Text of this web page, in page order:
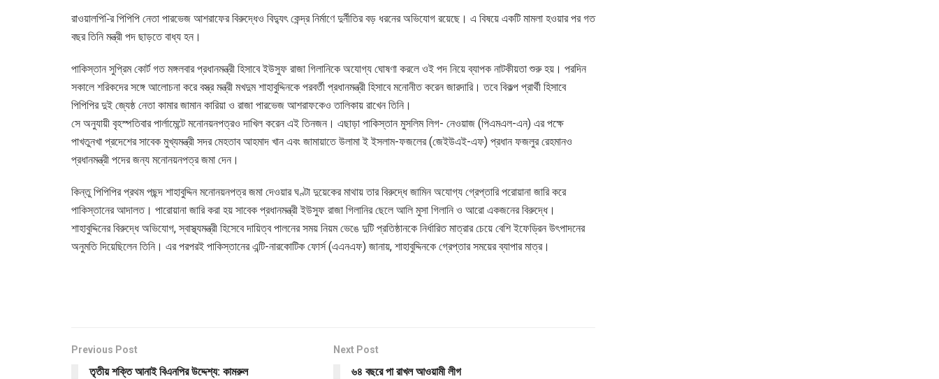
রাওয়ালপি-ির পিপিপি নেতা পারভেজ আশরাফের বিরুদ্ধেও বিদ্যুৎ কেন্দ্র নির্মাণে দুর্নীতির বড় ধরনের অভিযোগ রয়েছে। এ বিষয়ে একটি মামলা হওয়ার পর গত
বছর তিনি মন্ত্রী পদ ছাড়তে বাধ্য হন।
পাকিস্তান সুপ্রিম কোর্ট গত মঙ্গলবার প্রধানমন্ত্রী হিসাবে ইউসুফ রাজা গিলানিকে অযোগ্য ঘোষণা করলে ওই পদ নিয়ে ব্যাপক নাটকীয়তা শুরু হয়। পরদিন
সকালে শরিকদের সঙ্গে আলোচনা করে বস্ত্র মন্ত্রী মখদুম শাহাবুদ্দিনকে পরবর্তী প্রধানমন্ত্রী হিসাবে মনোনীত করেন জারদারি। তবে বিকল্প প্রার্থী হিসাবে
পিপিপির দুই জ্যেষ্ঠ নেতা কামার জামান কারিয়া ও রাজা পারভেজ আশরাফকেও তালিকায় রাখেন তিনি।
সে অনুযায়ী বৃহস্পতিবার পার্লামেন্টে মনোনয়নপত্রও দাখিল করেন এই তিনজন। এছাড়া পাকিস্তান মুসলিম লিগ- নেওয়াজ (পিএমএল-এন) এর পক্ষে
পাখতুনখা প্রদেশের সাবেক মুখ্যমন্ত্রী সদর মেহতাব আহমাদ খান এবং জামায়াতে উলামা ই ইসলাম-ফজলের (জেইউএই-এফ) প্রধান ফজলুর রেহমানও
প্রধানমন্ত্রী পদের জন্য মনোনয়নপত্র জমা দেন।
কিন্তু পিপিপির প্রথম পছন্দ শাহাবুদ্দিন মনোনয়নপত্র জমা দেওয়ার ঘণ্টা দুয়েকের মাথায় তার বিরুদ্ধে জামিন অযোগ্য গ্রেপ্তারি পরোয়ানা জারি করে
পাকিস্তানের আদালত। পারোয়ানা জারি করা হয় সাবেক প্রধানমন্ত্রী ইউসুফ রাজা গিলানির ছেলে আলি মুসা গিলানি ও আরো একজনের বিরুদ্ধে।
শাহাবুদ্দিনের বিরুদ্ধে অভিযোগ, স্বাস্থ্যমন্ত্রী হিসেবে দায়িত্ব পালনের সময় নিয়ম ভেঙে দুটি প্রতিষ্ঠানকে নির্ধারিত মাত্রার চেয়ে বেশি ইফেড্রিন উৎপাদনের
অনুমতি দিয়েছিলেন তিনি। এর পরপরই পাকিস্তানের এন্টি-নারকোটিক ফোর্স (এএনএফ) জানায়, শাহাবুদ্দিনকে গ্রেপ্তার সময়ের ব্যাপার মাত্র।
Previous Post
তৃতীয় শক্তি আনাই বিএনপির উদ্দেশ্য: কামরুল
Next Post
৬৪ বছরে পা রাখল আওয়ামী লীগ